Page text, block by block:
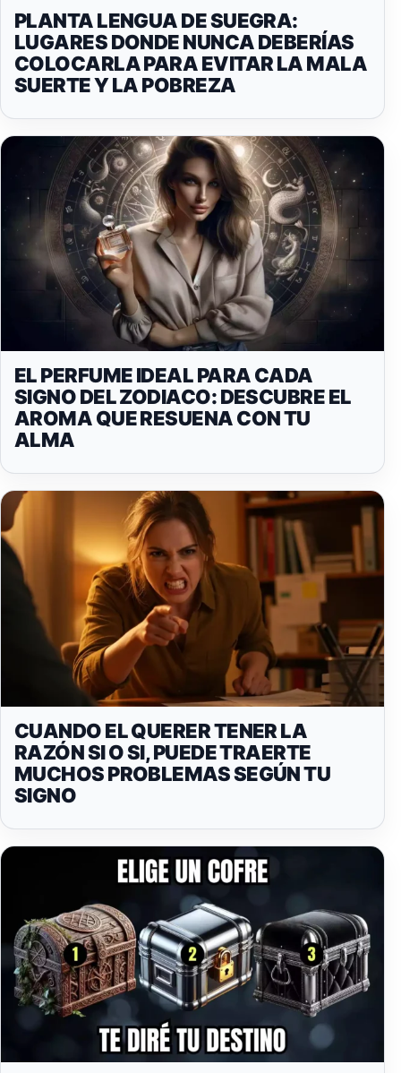
PLANTA LENGUA DE SUEGRA:
LUGARES DONDE NUNCA DEBERÍAS
COLOCARLA PARA EVITAR LA MALA
SUERTE Y LA POBREZA
EL PERFUME IDEAL PARA CADA
SIGNO DEL ZODIACO: DESCUBRE EL
AROMA QUE RESUENA CON TU
ALMA
CUANDO EL QUERER TENER LA
RAZÓN SI O SI, PUEDE TRAERTE
MUCHOS PROBLEMAS SEGÚN TU
SIGNO